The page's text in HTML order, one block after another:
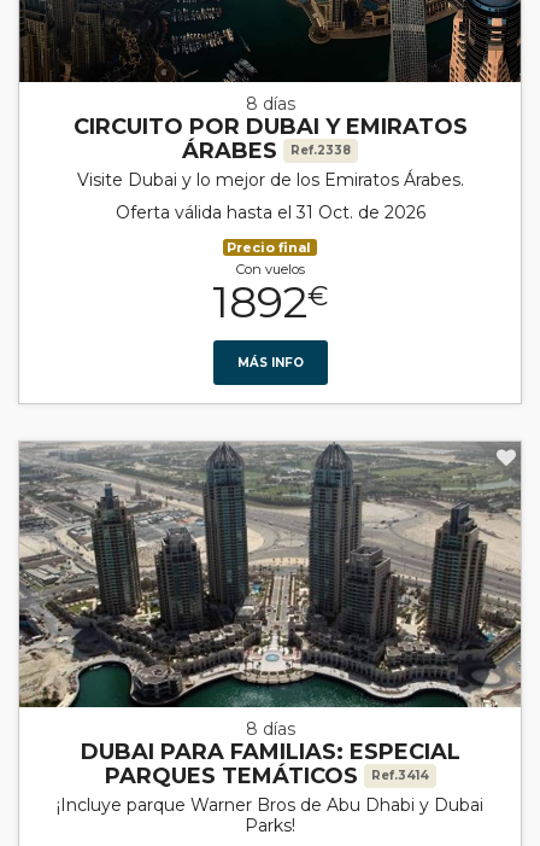
8 días
CIRCUITO POR DUBAI Y EMIRATOS
ÁRABES
Ref.2338
Visite Dubai y lo mejor de los Emiratos Árabes.
Oferta válida hasta el 31 Oct. de 2026
Precio final
Con vuelos
1892€
MÁS INFO
8 días
DUBAI PARA FAMILIAS: ESPECIAL
PARQUES TEMÁTICOS
Ref.3414
¡Incluye parque Warner Bros de Abu Dhabi y Dubai
Parks!